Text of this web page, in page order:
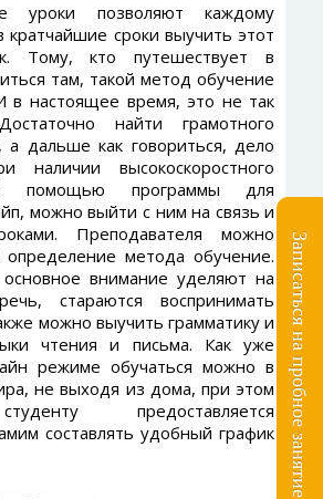
уроки позволяют каждому
кратчайшие сроки выучить этот
Тому, кто путешествует в
там, такой метод обучение
в настоящее время, это не так
найти грамотного
а дальше как говориться, дело
наличии высокоскоростного
помощью программы для
можно выйти с ним на связь и
Преподавателя можно
определение метода обучение.
внимание уделяют на
стараются воспринимать
можно выучить грамматику и
чтения и письма. Как уже
режиме обучаться можно в
не выходя из дома, при этом
предоставляется
составлять удобный график
Записаться на пробное занятие